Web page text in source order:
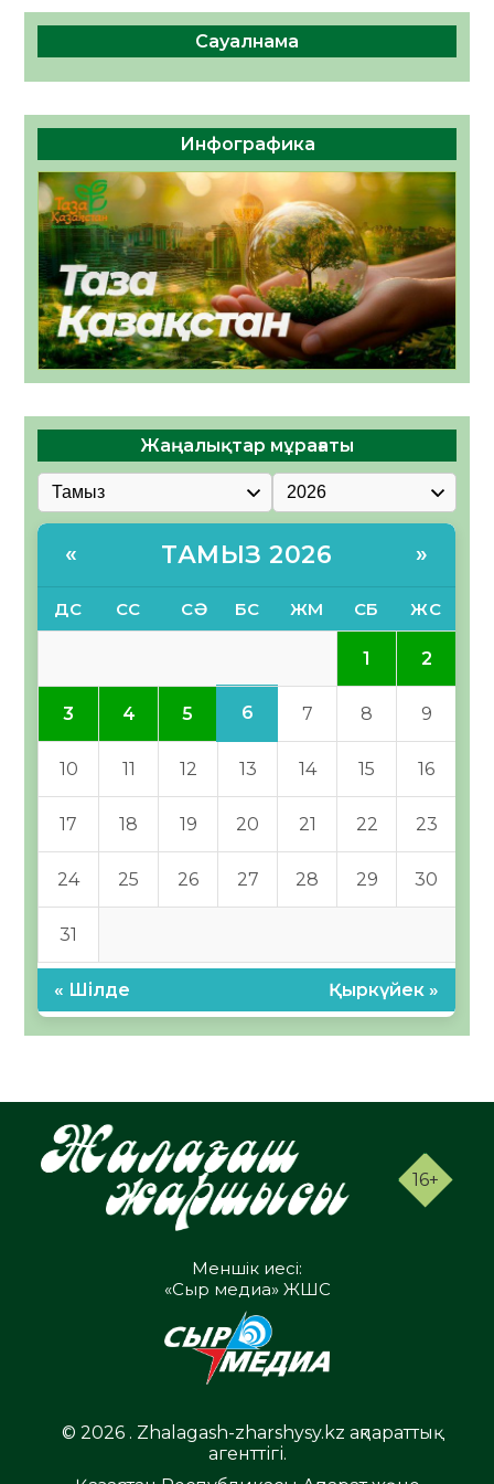
Сауалнама
Инфографика
Жаңалықтар мұрағаты
« ТАМЫЗ 2026 »
ДС СС СӘ БС ЖМ СБ ЖС
1 2
3 4 5 6 7 8 9
10 11 12 13 14 15 16
17 18 19 20 21 22 23
24 25 26 27 28 29 30
31
« Шілде Қыркүйек »
16+
Меншік иесі:
«Сыр медиа» ЖШС
© 2026 . Zhalagash-zharshysy.kz ақпараттық
агенттігі.